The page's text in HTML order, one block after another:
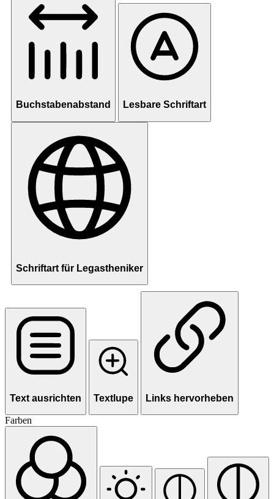
Buchstabenabstand Lesbare Schriftart
Schriftart für Legastheniker
Text ausrichten Textlupe Links hervorheben
Farben